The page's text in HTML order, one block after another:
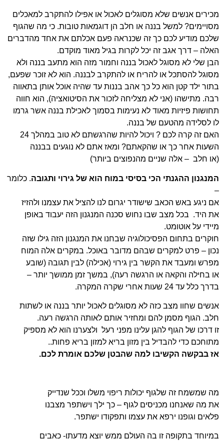
מכירים אנשים שלא מסוגלים לאכול או אפילו להתקרב למאכלים
מסויימים? למשל בננה או חלב הן דוגמאות טובות. כי מה שהגוף
שלכם מודיע לכם כך זה שכנראה פעם אכלתם את אחד מהדברים
האלה – דרך אגב זה יכל לקרות בגיל מאוד מוקדם.
הבן שלי לא מסוגל לאכול בננה וחמור מזה הוא מתעב בננה ולא
מסוגל להסתכל או להריח או להתקרב לבננה. הוא לא זוכר שפעם,
בתור ילד קטן הוא כל כך אהב בננות עד שהיה אוכל אותן בתאווה
רבה. מתישהו (אני לא מצליחה לזכור את הסיטואציה), הוא חווה
תחושות פיזיות מאוד לא נעימות בסמוך לאכילת בננה אשר גרמו
לו לסלידה מהטעם של בננה.
האם זה קרה לכם ? ויכול להיות שהרגשתם לא טוב במהלך 24
השעות אחר כך או שהקאתם? ומאז אתם לא נוגעים בבננה
(או חלב – אלה שניים מהנפוצים ביותר)
המנגנון ההגנתי הכי בסיסי במוח הוא של גירוי ותגובה. כלומר
–
אם ניגע באש הכאב שישודר יגרום לנו להציל את עצמנו ולהזיז
את היד. בכל מצב שבו נחוש סכנה המנגנון הזה יעבוד באופן
מיידי על אוטומט.
חוקרים בתחום הפסיכולוגיה שבחנו את המנגנון הזה גילו שזה
נכון – פרט למקרים שבהם מדובר באוכל. במקרים אלה המוח
מפרש ומעבד את הקשר בין גירוי (אכילה) לבין תגובה (שובע
או בחילה והקאה או הרגשה רעה), במשך זמן ממושך יותר –
בדרך כלל עד 24 שעות אחרי שקרה המקרה.
אנשים שחוו מצב כזה לא מסוגלים לאכול יותר בננה או לשתות
חלב. הגוף מסמן להם ומחזיר אותם לאותה הרגשה רעה.
זו דרכו של הגוף להגן עלינו מפני רעל ולצערנו הוא לא מספיק
מתוחכם כדי להבדיל בין מזון בריא למזון בריא פחות..
אז בבקשה הקשיבו למה שהבטן שלכם אומרת לכם.
מה שמשמח זה שלגוף יכולות ריפוי משלו וככל שנדייק
את מה שאנחנו מכניסים לגוף – כך ילך וישתפר מצבנו
פלאים וגופנו ירפא את עצמו ותפקודו ישתפר.
במיוחד בתקופה זו בה העולם ממש יוצא מדעתו- כאבים